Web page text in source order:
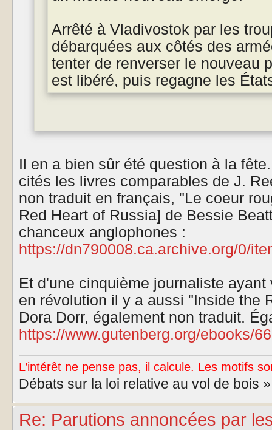
Arrêté à Vladivostok par les
débarquées aux côtés des
tenter de renverser le nouveau
est libéré, puis regagne les
Il en a bien sûr été question à la
cités les livres comparables de J.
non traduit en français, "Le coeur
Red Heart of Russia] de Bessie
chanceux anglophones :
https://dn790008.ca.archive.org/0/
Et d'une cinquième journaliste
en révolution il y a aussi "Inside the
Dora Dorr, également non traduit.
https://www.gutenberg.org/ebooks/
L’intérêt ne pense pas, il calcule. Les motifs
Débats sur la loi relative au vol de bois
Re: Parutions annoncées par